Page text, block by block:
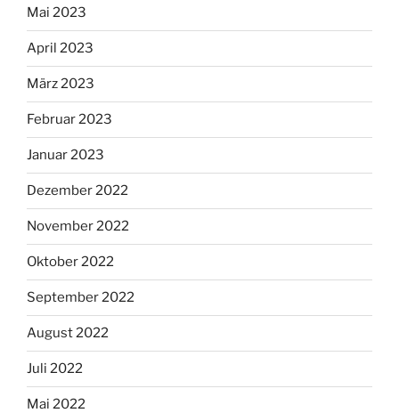
Mai 2023
April 2023
März 2023
Februar 2023
Januar 2023
Dezember 2022
November 2022
Oktober 2022
September 2022
August 2022
Juli 2022
Mai 2022